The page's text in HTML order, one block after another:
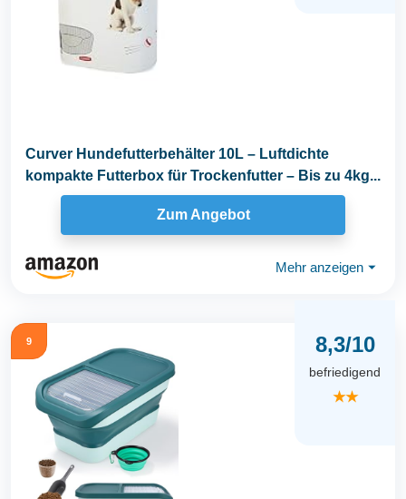
Curver Hundefutterbehälter 10L – Luftdichte
kompakte Futterbox für Trockenfutter – Bis zu 4kg...
Zum Angebot
Mehr anzeigen ⏷
9 8,3/10
befriedigend
★★